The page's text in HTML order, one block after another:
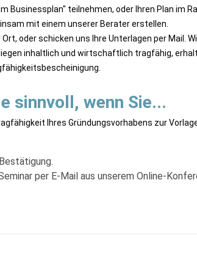
Businessplan" teilnehmen, oder Ihren Plan im
mit einem unserer Berater erstellen.
oder schicken uns Ihre Unterlagen per Mail.
inhaltlich und wirtschaftlich tragfähig,
sinnvoll, wenn Sie...
Ihres Gründungsvorhabens zur
per E-Mail aus unserem Online-